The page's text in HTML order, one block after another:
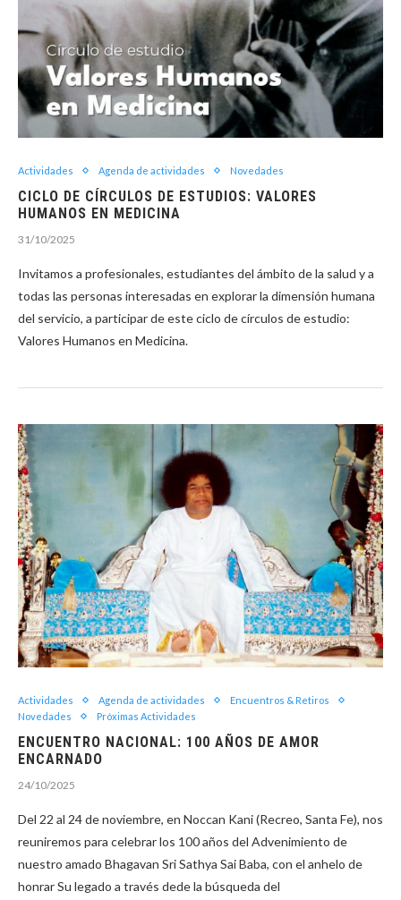
Actividades Agenda de actividades Novedades
CICLO DE CÍRCULOS DE ESTUDIOS: VALORES
HUMANOS EN MEDICINA
31/10/2025
Invitamos a profesionales, estudiantes del ámbito de la salud y a
todas las personas interesadas en explorar la dimensión humana
del servicio, a participar de este ciclo de círculos de estudio:
Valores Humanos en Medicina.
Actividades Agenda de actividades
Encuentros & Retiros
Novedades
Próximas Actividades
ENCUENTRO NACIONAL: 100 AÑOS DE AMOR
ENCARNADO
24/10/2025
Del 22 al 24 de noviembre, en Noccan Kani (Recreo, Santa Fe), nos
reuniremos para celebrar los 100 años del Advenimiento de
nuestro amado Bhagavan Sri Sathya Sai Baba, con el anhelo de
honrar Su legado a través dede la búsqueda del